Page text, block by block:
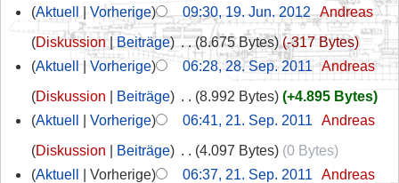
Aktuell
Vorherige 09:30, 19. Jun. 2012‎ Andreas
Diskussion
Beiträge ‎ 8.675 Bytes
-317 Bytes
Aktuell
Vorherige 06:28, 28. Sep. 2011‎ Andreas
Diskussion
Beiträge 8.992 Bytes
+4.895 Bytes
Aktuell
Vorherige 06:41, 21. Sep. 2011
Andreas
Diskussion
Beiträge 4.097 Bytes
0 Bytes
Aktuell
Vorherige 06:37, 21. Sep. 2011
Andreas